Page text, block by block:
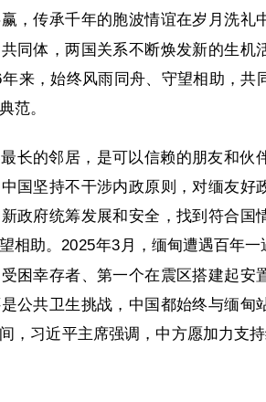
，传承千年的胞波情谊在岁月洗
同体，两国关系不断焕发新的生机
来，始终风雨同舟、守望相助，
范。
长的邻居，是可以信赖的朋友和伙
国坚持不干涉内政原则，对缅友好
政府统筹发展和安全，找到符合
相助。2025年3月，缅甸遭遇百年
困幸存者、第一个在震区搭建起安
公共卫生挑战，中国都始终与缅甸
，习近平主席强调，中方愿加力支